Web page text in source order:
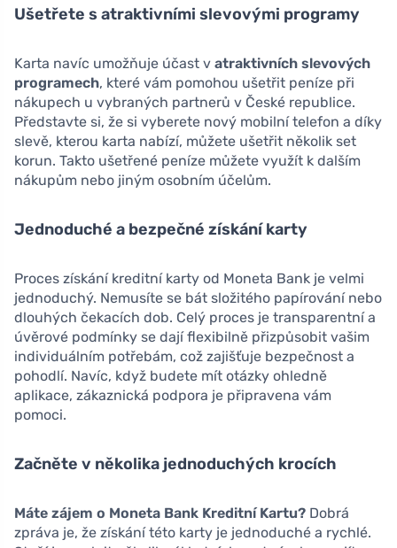
Ušetřete s atraktivními slevovými programy
Karta navíc umožňuje účast v atraktivních slevových
programech, které vám pomohou ušetřit peníze při
nákupech u vybraných partnerů v České republice.
Představte si, že si vyberete nový mobilní telefon a díky
slevě, kterou karta nabízí, můžete ušetřit několik set
korun. Takto ušetřené peníze můžete využít k dalším
nákupům nebo jiným osobním účelům.
Jednoduché a bezpečné získání karty
Proces získání kreditní karty od Moneta Bank je velmi
jednoduchý. Nemusíte se bát složitého papírování nebo
dlouhých čekacích dob. Celý proces je transparentní a
úvěrové podmínky se dají flexibilně přizpůsobit vašim
individuálním potřebám, což zajišťuje bezpečnost a
pohodlí. Navíc, když budete mít otázky ohledně
aplikace, zákaznická podpora je připravena vám
pomoci.
Začněte v několika jednoduchých krocích
Máte zájem o Moneta Bank Kreditní Kartu? Dobrá
zpráva je, že získání této karty je jednoduché a rychlé.